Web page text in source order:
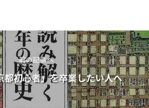
前の記事へ
都初心者」を卒業したい人へ